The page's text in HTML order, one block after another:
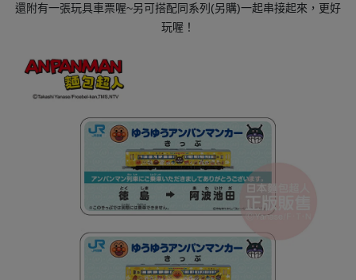
還附有一張玩具車票喔~另可搭配同系列(另購)一起串接起來，更好
玩喔！